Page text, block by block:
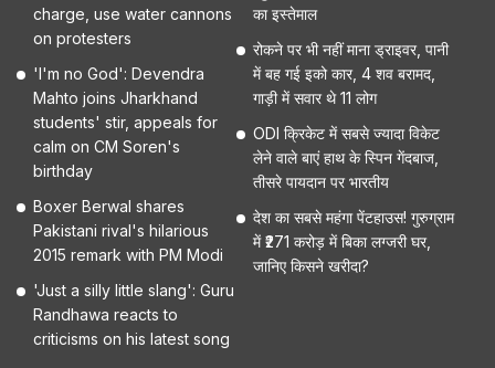
charge, use water cannons
on protesters
'I'm no God': Devendra
Mahto joins Jharkhand
students' stir, appeals for
calm on CM Soren's
birthday
Boxer Berwal shares
Pakistani rival's hilarious
2015 remark with PM Modi
'Just a silly little slang': Guru
Randhawa reacts to
criticisms on his latest song
का इस्तेमाल
रोकने पर भी नहीं माना ड्राइवर, पानी
में बह गई इको कार, 4 शव बरामद,
गाड़ी में सवार थे 11 लोग
ODI क्रिकेट में सबसे ज्यादा विकेट
लेने वाले बाएं हाथ के स्पिन गेंदबाज,
तीसरे पायदान पर भारतीय
देश का सबसे महंगा पेंटहाउस! गुरुग्राम
में ₹271 करोड़ में बिका लग्जरी घर,
जानिए किसने खरीदा?